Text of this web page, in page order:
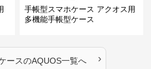
手帳型スマホケース アクオス用
多機能手帳型ケース
ースのAQUOS一覧へ ›